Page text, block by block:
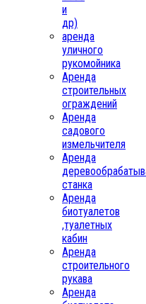
и
др)
аренда
уличного
рукомойника
Аренда
строительных
ограждений
Аренда
садового
измельчителя
Аренда
станка
Аренда
биотуалетов
,туалетных
кабин
Аренда
строительного
рукава
Аренда